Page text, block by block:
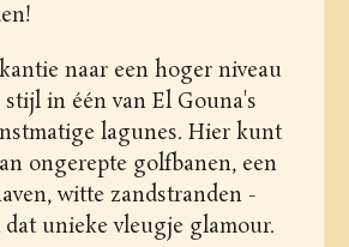
naar een hoger niveau
in één van El Gouna's
lagunes. Hier kunt
ongerepte golfbanen, een
witte zandstranden -
dat unieke vleugje glamour.